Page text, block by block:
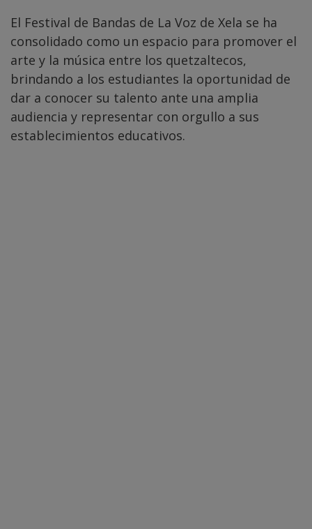
El Festival de Bandas de La Voz de Xela se ha
consolidado como un espacio para promover el
arte y la música entre los quetzaltecos,
brindando a los estudiantes la oportunidad de
dar a conocer su talento ante una amplia
audiencia y representar con orgullo a sus
establecimientos educativos.